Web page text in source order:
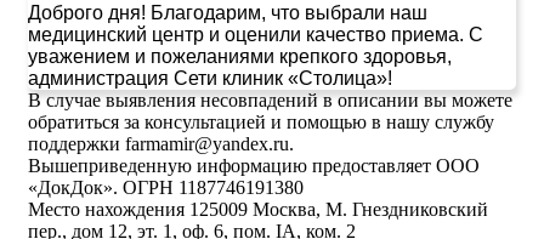
Доброго дня! Благодарим, что выбрали наш
медицинский центр и оценили качество приема. С
уважением и пожеланиями крепкого здоровья,
администрация Сети клиник «Столица»!
В случае выявления несовпадений в описании вы можете
обратиться за консультацией и помощью в нашу службу
поддержки farmamir@yandex.ru.
Вышеприведенную информацию предоставляет ООО
«ДокДок». ОГРН 1187746191380
Место нахождения 125009 Москва, М. Гнездниковский
пер., дом 12, эт. 1, оф. 6, пом. IA, ком. 2